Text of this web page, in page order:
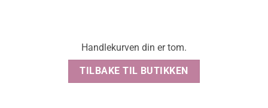
Handlekurven din er tom.
TILBAKE TIL BUTIKKEN